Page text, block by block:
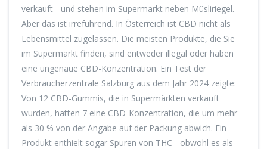
verkauft - und stehen im Supermarkt neben Müsliriegel.
Aber das ist irreführend. In Österreich ist CBD nicht als
Lebensmittel zugelassen. Die meisten Produkte, die Sie
im Supermarkt finden, sind entweder illegal oder haben
eine ungenaue CBD-Konzentration. Ein Test der
Verbraucherzentrale Salzburg aus dem Jahr 2024 zeigte:
Von 12 CBD-Gummis, die in Supermärkten verkauft
wurden, hatten 7 eine CBD-Konzentration, die um mehr
als 30 % von der Angabe auf der Packung abwich. Ein
Produkt enthielt sogar Spuren von THC - obwohl es als